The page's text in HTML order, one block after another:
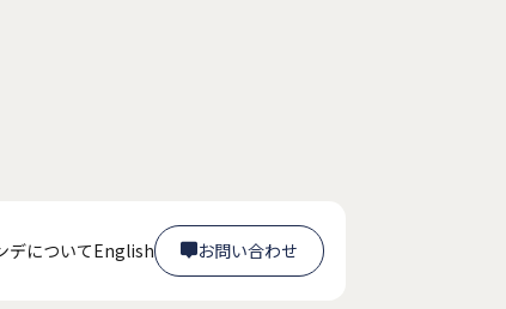
デについてEnglish お問い合わせ
お問い合わせ
すか？